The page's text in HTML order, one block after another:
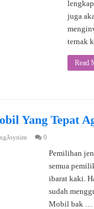
juga
ternak
Read
Yang Tepat
0
Pemilihan
semua
ibarat kaki.
sudah
Mobil bak …